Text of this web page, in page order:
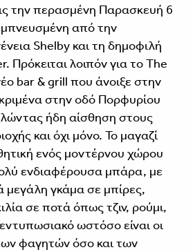
την περασμένη Παρασκευή 6
από την
Shelby και τη δημοφιλή
Πρόκειται λοιπόν για το The
bar & grill που άνοιξε στην
στην οδό Πορφυρίου
ήδη αίσθηση στους
και όχι μόνο. Το μαγαζί
ενός μοντέρνου χώρου
ενδιαφέρουσα μπάρα, με
μεγάλη γκάμα σε μπίρες,
σε ποτά όπως τζιν, ρούμι,
ωστόσο είναι οι
φαγητών όσο και των